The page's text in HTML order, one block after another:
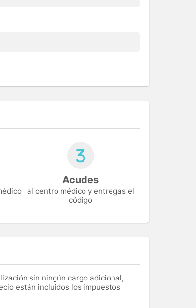
Acudes
al centro médico y entregas el
código
sin ningún cargo adicional,
están incluidos los impuestos